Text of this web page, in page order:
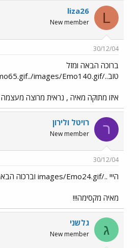
L
liza26
New member
30/12/04
ברוכה הבאה ומזל
טוב../images/Emo65.gif../images/Emo140.gif
איזו מתוקה מאיה , נראית מרוצה
ר רויטל ולירון
New member
30/12/04
הייי ../images/Emo24.gif וברכוה הבאה גם לכאן
מאיה מקסימה!!!
ג גלשני
New member